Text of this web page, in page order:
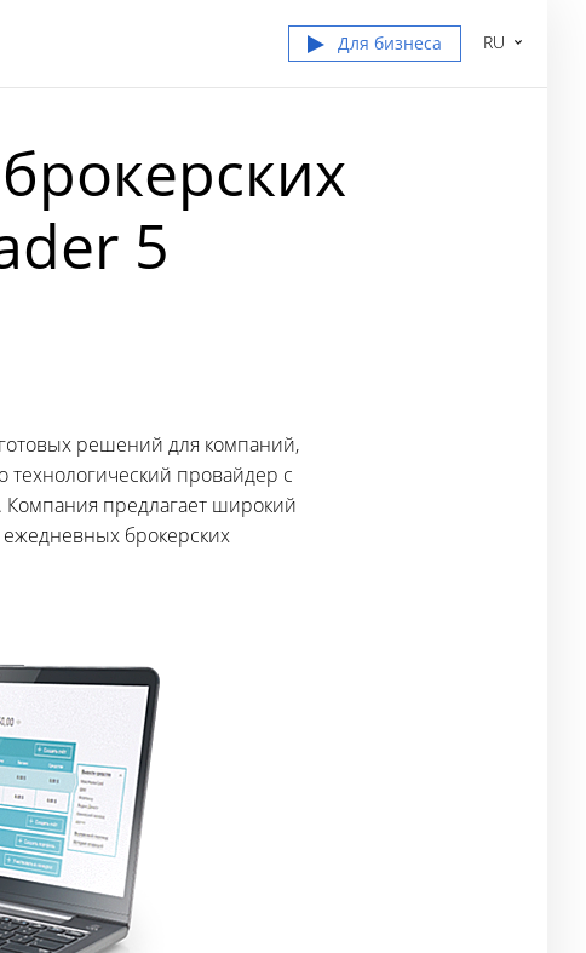
Для бизнеса RU
5
решений для компаний,
провайдер с
Компания предлагает широкий
брокерских